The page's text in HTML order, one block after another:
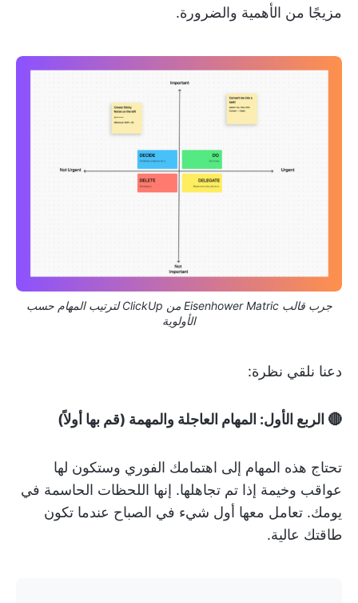
مزيجًا من الأهمية والضرورة.
جرب قالب Eisenhower Matric من ClickUp لترتيب المهام حسب
الأولوية
دعنا نلقي نظرة:
🔴 الربع الأول: المهام العاجلة والمهمة (قم بها أولاً)
تحتاج هذه المهام إلى اهتمامك الفوري وستكون لها
عواقب وخيمة إذا تم تجاهلها. إنها اللحظات الحاسمة في
يومك. تعامل معها أول شيء في الصباح عندما تكون
طاقتك عالية.